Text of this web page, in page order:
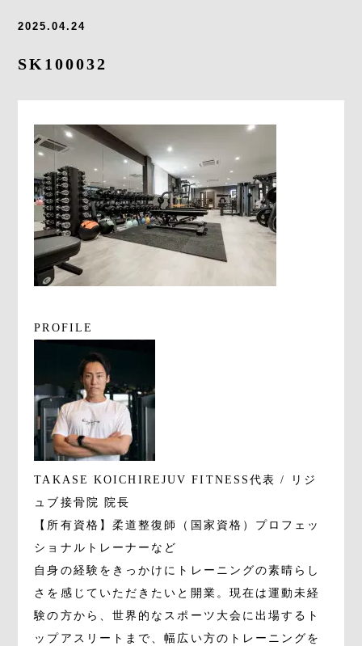
2025.04.24
SK100032
PROFILE
TAKASE KOICHI REJUV FITNESS代表 / リジ
ュブ接骨院 院長
【所有資格】柔道整復師（国家資格）プロフェッ
ショナルトレーナーなど
自身の経験をきっかけにトレーニングの素晴らし
さを感じていただきたいと開業。現在は運動未経
験の方から、世界的なスポーツ大会に出場するト
ップアスリートまで、幅広い方のトレーニングを
058-338-3504
入会・初回体験はこちら